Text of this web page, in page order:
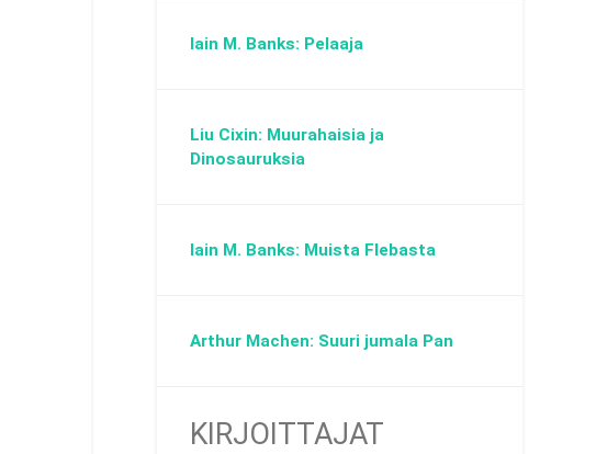
Iain M. Banks: Pelaaja
Liu Cixin: Muurahaisia ja
Dinosauruksia
Iain M. Banks: Muista Flebasta
Arthur Machen: Suuri jumala Pan
KIRJOITTAJAT